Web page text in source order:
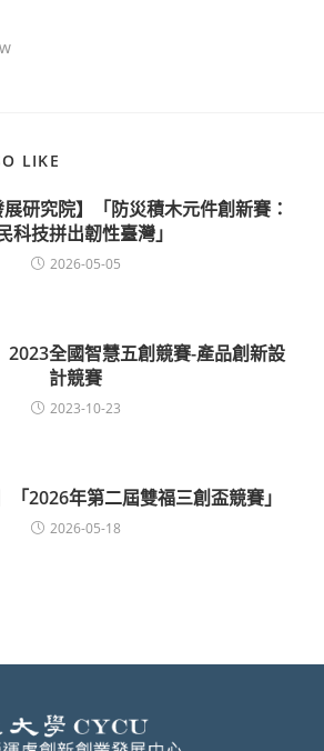
LIKE
展研究院】「防災積木元件創新賽：
科技拼出韌性臺灣」
2026-05-05
2023全國智慧五創競賽-產品創新設
計競賽
2023-10-23
「2026年第二屆雙福三創盃競賽」
2026-05-18